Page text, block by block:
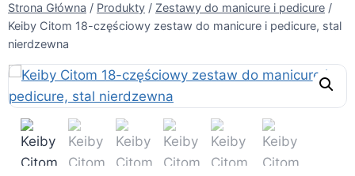
Strona Główna / Produkty / Zestawy do manicure i pedicure /
Keiby Citom 18-częściowy zestaw do manicure i pedicure, stal
nierdzewna